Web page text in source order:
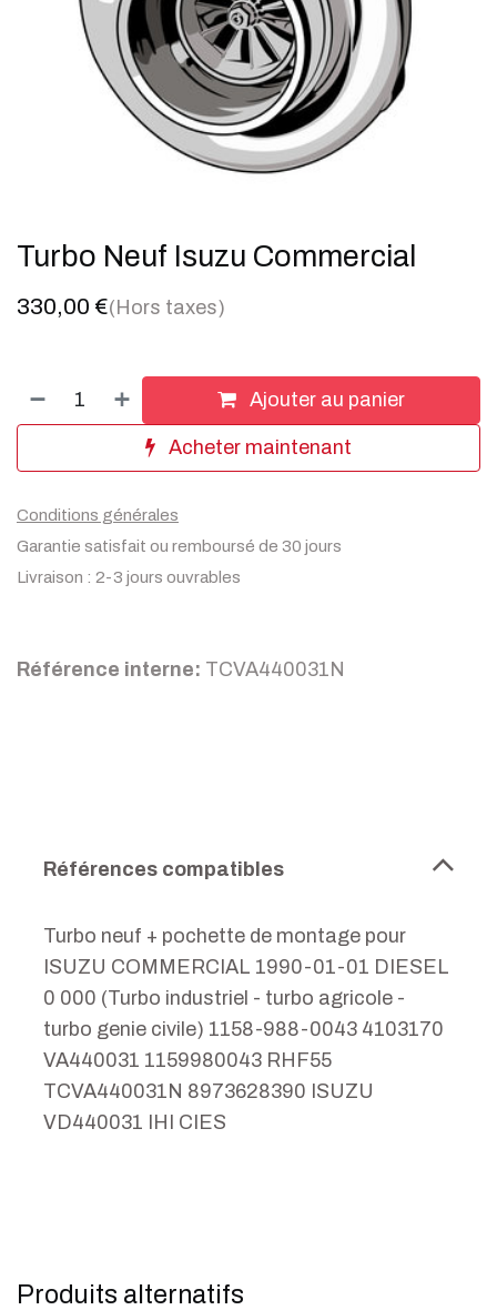
Turbo Neuf Isuzu Commercial
330,00 €(Hors taxes)
Ajouter au panier
Acheter maintenant
Conditions générales
Garantie satisfait ou remboursé de 30 jours
Livraison : 2-3 jours ouvrables
Référence interne: TCVA440031N
Références compatibles
Turbo neuf + pochette de montage pour
ISUZU COMMERCIAL 1990-01-01 DIESEL
0 000 (Turbo industriel - turbo agricole -
turbo genie civile) 1158-988-0043 4103170
VA440031 1159980043 RHF55
TCVA440031N 8973628390 ISUZU
VD440031 IHI CIES
Produits alternatifs